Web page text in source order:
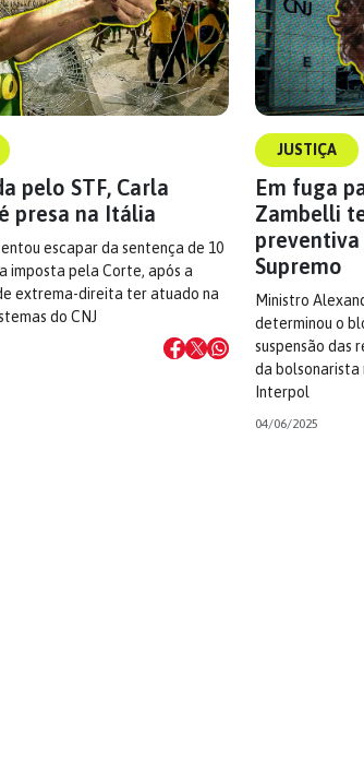
pelo STF, Carla
presa na Itália
escapar da sentença de 10
imposta pela Corte, após a
extrema-direita ter atuado na
do CNJ
JUSTIÇA
Em fuga
Zambelli
Supremo
Ministro
determinou o
suspensão das
da bolsonarista
Interpol
04/06/2025